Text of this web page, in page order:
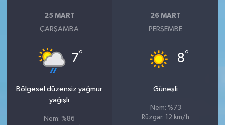
25 MART
ÇARŞAMBA
7°
Bölgesel düzensiz yağmur
yağışlı
Nem: %86
26 MART
PERŞEMBE
8°
Güneşli
Nem: %73
Rüzgar: 12 km/h